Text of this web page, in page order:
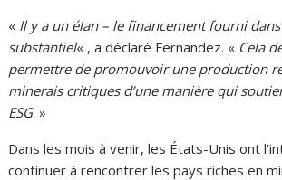
« Il y a un élan – le financement fourni dans
substantiel« , a déclaré Fernandez. « Cela
permettre de promouvoir une production
minerais critiques d’une manière qui
ESG. »
Dans les mois à venir, les États-Unis ont
continuer à rencontrer les pays riches en